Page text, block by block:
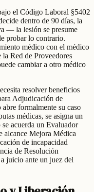
el Código Laboral §5402
dentro de 90 días, la
— la lesión se presume
probar lo contrario.
médico con el médico
Red de Proveedores
cambiar a otro médico
resolver beneficios
Adjudicación de
formalmente su caso
médicas, se asigna un
acuerda un Evaluador
Mejora Médica
de incapacidad
de Resolución
juicio ante un juez del